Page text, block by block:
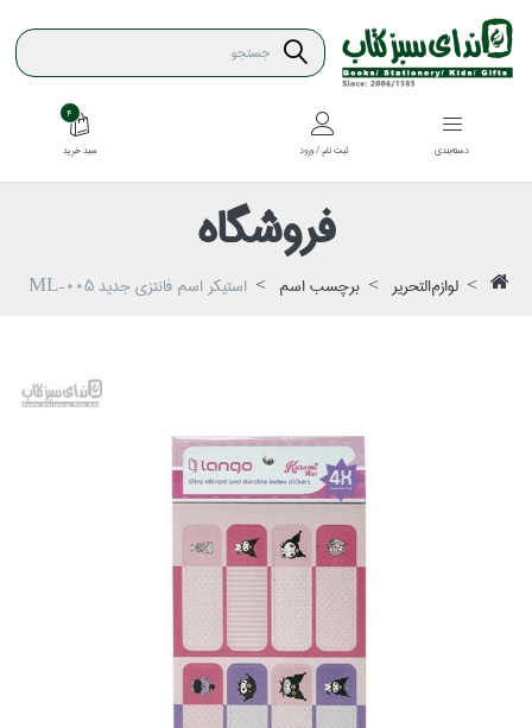
دسته‌بندي ثبت نام / ورود
4
سبد خريد
فروشگاه
لوازم‌التحرير برچسب اسم استيكر اسم فانتزي جديد ML-005